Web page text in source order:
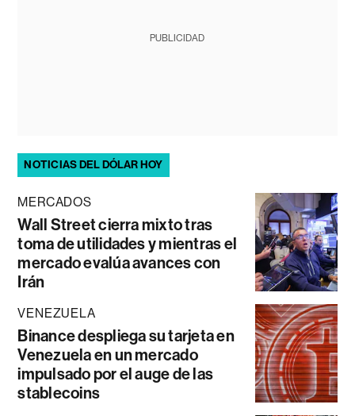
PUBLICIDAD
NOTICIAS DEL DÓLAR HOY
MERCADOS
Wall Street cierra mixto tras
toma de utilidades y mientras el
mercado evalúa avances con
Irán
VENEZUELA
Binance despliega su tarjeta en
Venezuela en un mercado
impulsado por el auge de las
stablecoins